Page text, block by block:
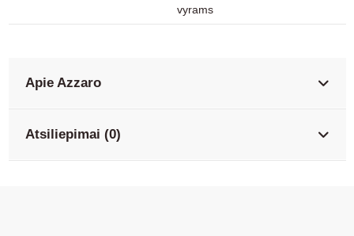
vyrams
Apie Azzaro
Atsiliepimai (0)